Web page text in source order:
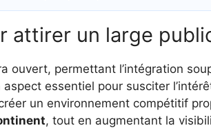
attirer un large
ouvert, permettant l’intégration
essentiel pour susciter
un environnement compétitif
, tout en augmentant la